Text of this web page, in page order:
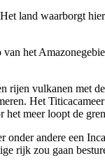
land waarborgt
het
rijen vulkanen met
Het
meer loopt de
andere een
rijk zou gaan